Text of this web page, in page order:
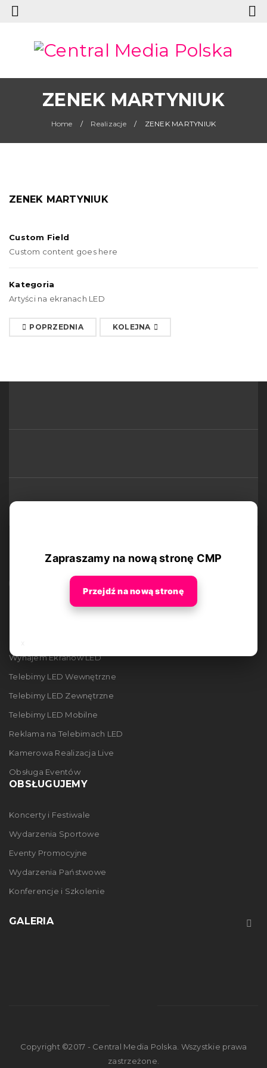
ZENEK MARTYNIUK
Home / Realizacje / ZENEK MARTYNIUK
ZENEK MARTYNIUK
Custom Field
Custom content goes here
Kategoria
Artyści na ekranach LED
POPRZEDNIA KOLEJNA
Wynajem Ekranów LED
Telebimy LED Wewnętrzne
Telebimy LED Zewnętrzne
Telebimy LED Mobilne
Reklama na Telebimach LED
Kamerowa Realizacja Live
Obsługa Eventów
OBSŁUGUJEMY
Koncerty i Festiwale
Wydarzenia Sportowe
Eventy Promocyjne
Wydarzenia Państwowe
Konferencje i Szkolenie
GALERIA
Copyright ©2017 - Central Media Polska. Wszystkie prawa
zastrzeżone.
Zapraszamy na nową stronę CMP
Przejdź na nową stronę